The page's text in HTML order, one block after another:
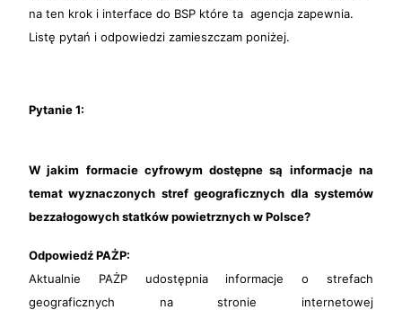
na ten krok i interface do BSP które ta agencja zapewnia.
Listę pytań i odpowiedzi zamieszczam poniżej.
Pytanie 1:
W jakim formacie cyfrowym dostępne są informacje na
temat wyznaczonych stref geograficznych dla systemów
bezzałogowych statków powietrznych w Polsce?
Odpowiedź PAŻP:
Aktualnie PAŻP udostępnia informacje o strefach
geograficznych na stronie internetowej